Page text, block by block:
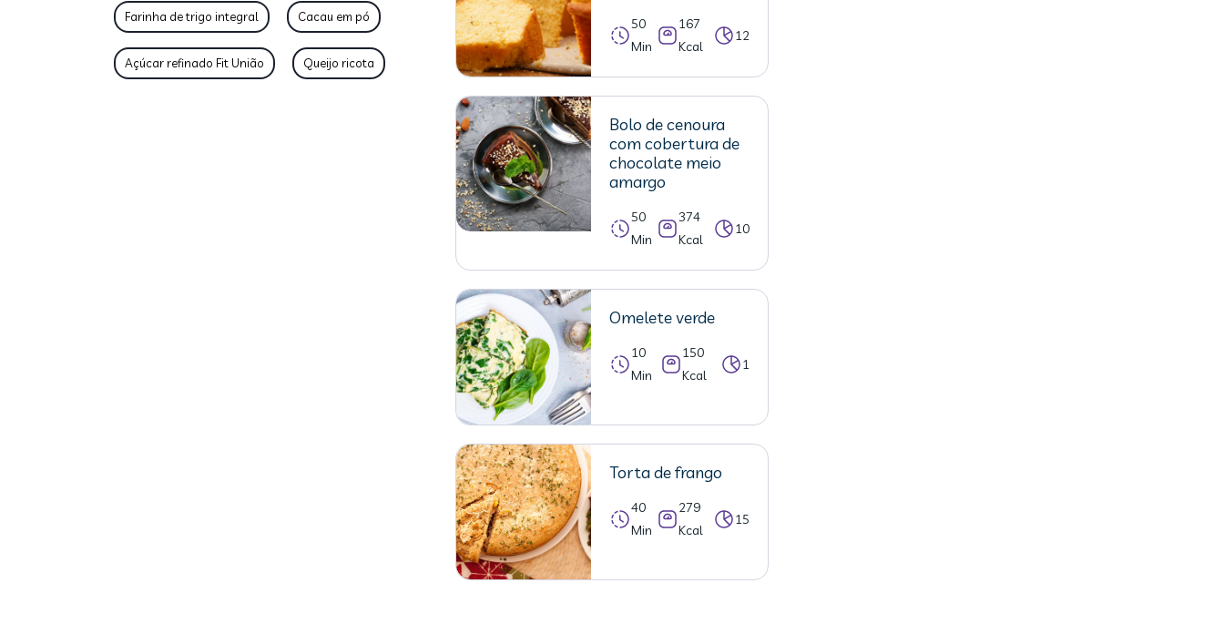
Farinha de trigo integral Cacau em pó
Açúcar refinado Fit União Queijo ricota
50
Min
167
Kcal
12
Bolo de cenoura
com cobertura de
chocolate meio
amargo
50
Min
374
Kcal
10
Omelete verde
10
Min
150
Kcal
1
Torta de frango
40
Min
279
Kcal
15